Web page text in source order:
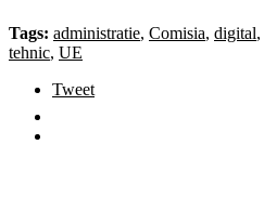
Tags: administratie, Comisia, digital,
tehnic, UE
Tweet